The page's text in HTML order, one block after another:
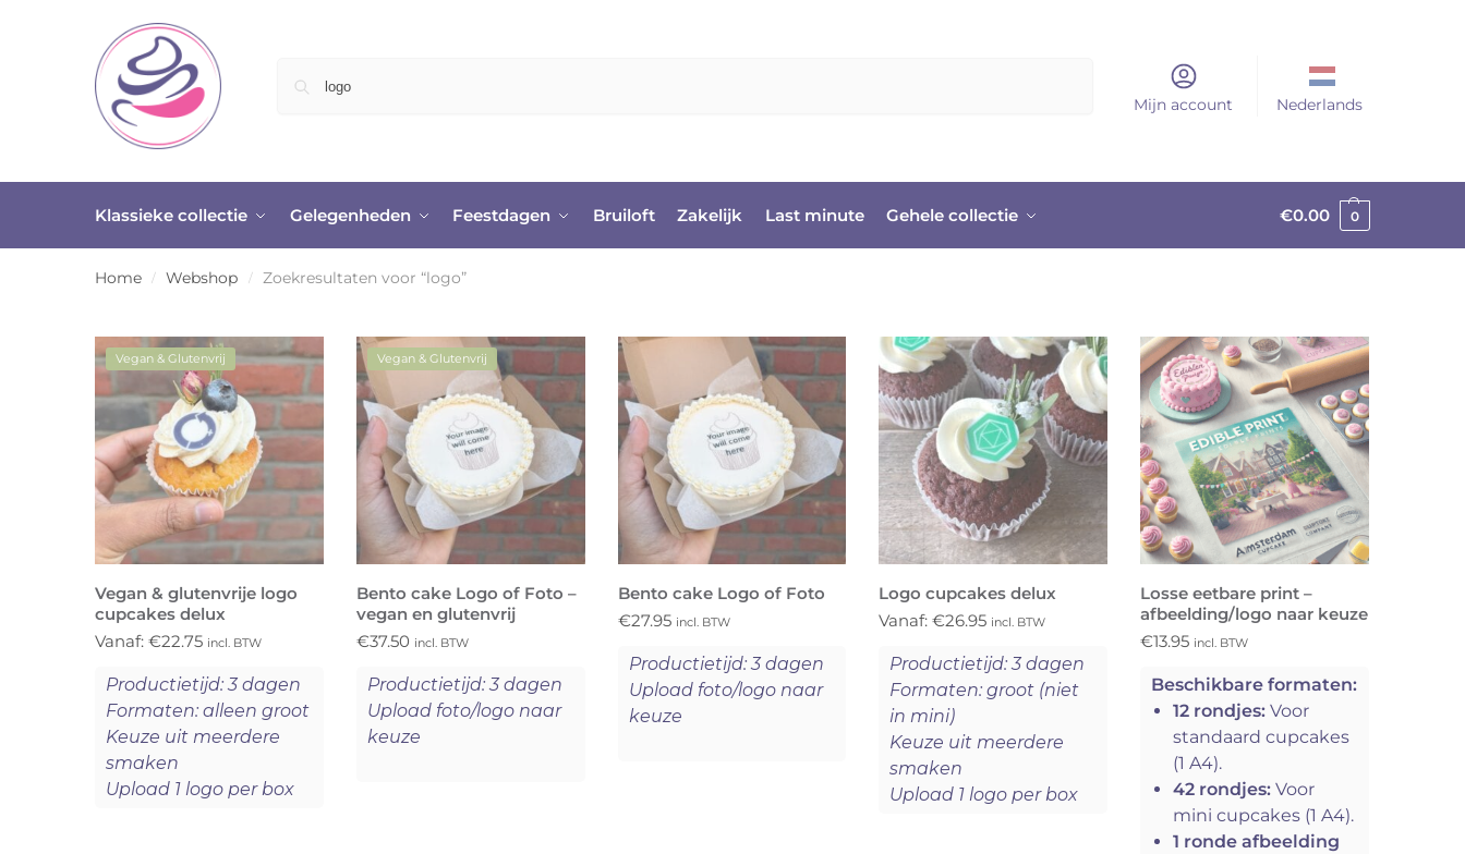
Mijn account Nederlands
Klassieke collectie Gelegenheden Feestdagen Bruiloft Zakelijk Last minute Gehele collectie €0.00 0
Home / Webshop / Zoekresultaten voor “logo”
Vegan & Glutenvrij
Vegan & glutenvrije logo
cupcakes delux
Vanaf: €22.75 incl. BTW
Productietijd: 3 dagen
Formaten: alleen groot
Keuze uit meerdere
smaken
Upload 1 logo per box
Vegan & Glutenvrij
Bento cake Logo of Foto –
vegan en glutenvrij
€37.50 incl. BTW
Productietijd: 3 dagen
Upload foto/logo naar
keuze
Bento cake Logo of Foto
€27.95 incl. BTW
Productietijd: 3 dagen
Upload foto/logo naar
keuze
Logo cupcakes delux
Vanaf:€26.95 incl. BTW
Productietijd: 3 dagen
Formaten: groot (niet
in mini)
Keuze uit meerdere
smaken
Upload 1 logo per box
Losse eetbare print –
afbeelding/logo naar keuze
€13.95 incl. BTW
Beschikbare formaten:
12 rondjes: Voor
standaard cupcakes
(1 A4).
42 rondjes: Voor
mini cupcakes (1 A4).
1 ronde afbeelding